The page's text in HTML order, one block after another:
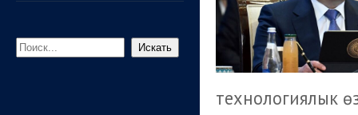
Искать
технологиялык